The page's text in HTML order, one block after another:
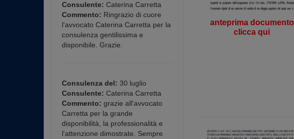
Consulente: Caterina Carretta
Commento: Ringrazio di cuore
l'avvocato Caterina Carretta per la
consulenza gentilissima e
disponibile. Grazie.
Consulenza del: 30 luglio
Consulente: Caterina Carretta
Commento: grazie all'avvocato
Carretta per la grande
disponibilità, la professionalità e
l'attenzione dimostrate. Sempre
anteprima documento
clicca qui